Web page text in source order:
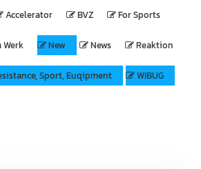
Accelerator BVZ For Sports
Werk New News Reaktion
Sport, Euqipment WIBUG